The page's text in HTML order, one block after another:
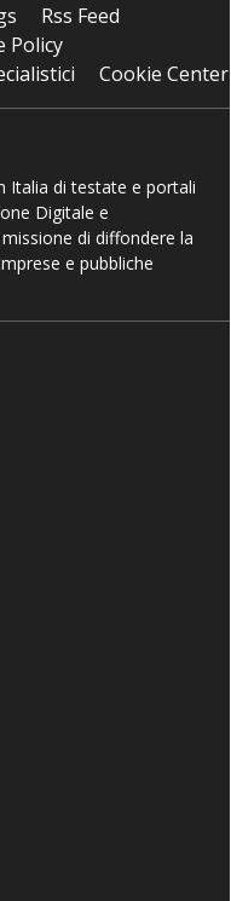
Rss Feed
Policy
Cookie Center
Italia di testate e portali
Digitale e
di diffondere la
e pubbliche